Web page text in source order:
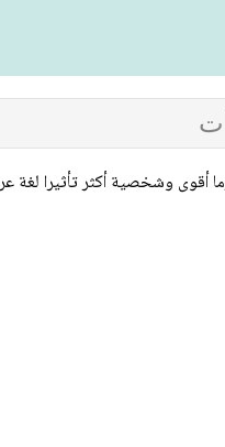
أقوى وشخصية أكثر تأثيرا لغة